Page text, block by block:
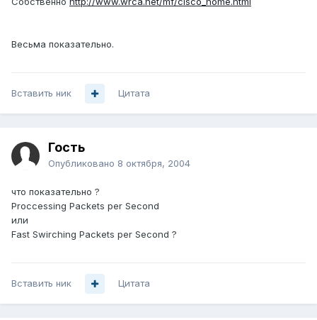
Весьма показательно.
Вставить ник Цитата
Гость
Опубликовано 8 октября, 2004
что показательно ?
Proccessing Packets per Second
или
Fast Swirching Packets per Second ?
Вставить ник Цитата